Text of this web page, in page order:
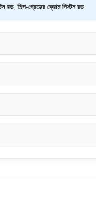
রড, শিল্প-গ্রেডের ক্রোম পিস্টন রড